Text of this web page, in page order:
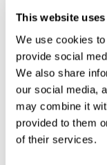
This website
We use cookies
provide social
We also share
our social media,
may combine it
provided to them
of their services.
d'entraînement
de l'utilisateur en vue
cours, le SEI™
surveillant
ajustant les tâches
L'entraînement
Le SEI™ offre un